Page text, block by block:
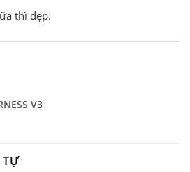
thì đẹp.
V3
TỰ